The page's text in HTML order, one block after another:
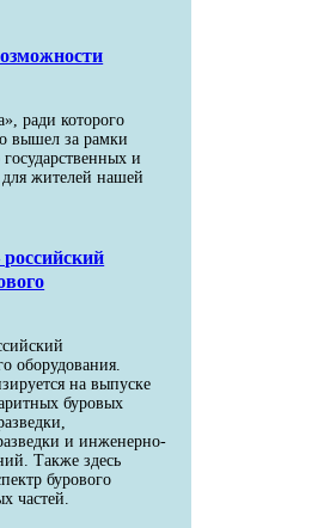
ради которого
вышел за рамки
государственных и
жителей нашей
оборудования.
на выпуске
буровых
и инженерно-
Также здесь
бурового
частей.